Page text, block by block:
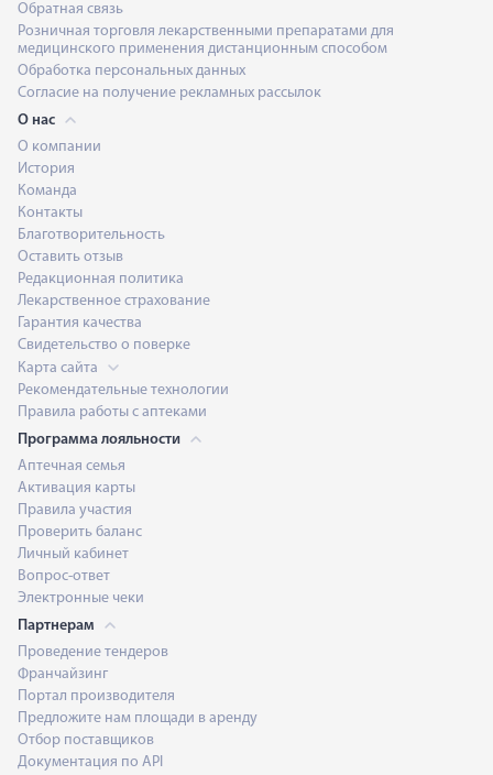
Обратная связь
Розничная торговля лекарственными препаратами для
медицинского применения дистанционным способом
Обработка персональных данных
Согласие на получение рекламных рассылок
О нас
О компании
История
Команда
Контакты
Благотворительность
Оставить отзыв
Редакционная политика
Лекарственное страхование
Гарантия качества
Свидетельство о поверке
Карта сайта
Рекомендательные технологии
Правила работы с аптеками
Программа лояльности
Аптечная семья
Активация карты
Правила участия
Проверить баланс
Личный кабинет
Вопрос-ответ
Электронные чеки
Партнерам
Проведение тендеров
Франчайзинг
Портал производителя
Предложите нам площади в аренду
Отбор поставщиков
Документация по API